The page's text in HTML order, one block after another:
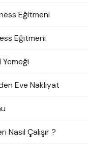
Eğitmeni
Eğitmeni
Eve Nakliyat
Nasıl Çalışır ?